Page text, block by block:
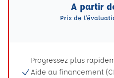
A partir
Prix de
Progressez plus
Aide au financement